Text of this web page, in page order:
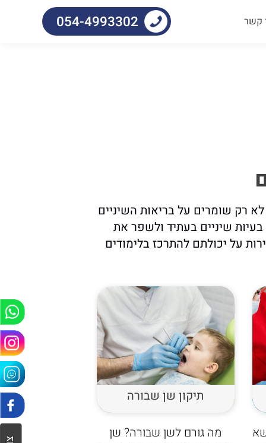
קשר 054-4993302
לא רק שומרים על בריאות השיניים
בעיות שיניים בעתיד ולשפר את
על יכולתם להתרכז בלימודים
תיקון שן שבורה
מה גורם לשן שבורה? שן